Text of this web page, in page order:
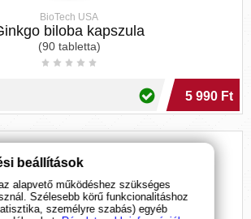
BioTech USA
biloba kapszula
(90 tabletta)
5 990 Ft
beállítások
alapvető működéshez szükséges
Szélesebb körű funkcionalitáshoz
személyre szabás) egyéb